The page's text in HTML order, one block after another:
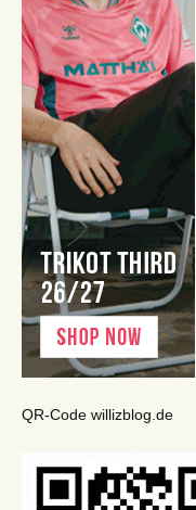
QR-Code willizblog.de